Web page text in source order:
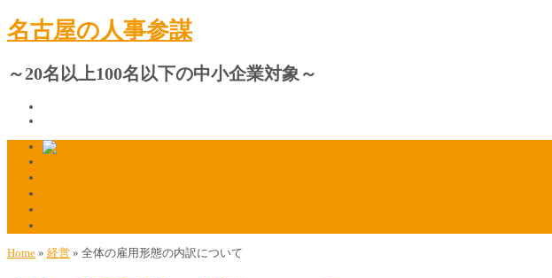
名古屋の人事参謀
～20名以上100名以下の中小企業対象～
Home » 経営 » 全体の雇用形態の内訳について